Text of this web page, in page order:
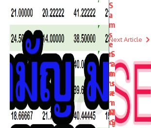
S
a
m
s
e
n
ร
อ
บ
ส
า
มั
ญ
Next Article
S
a
m
s
e
n
M
S